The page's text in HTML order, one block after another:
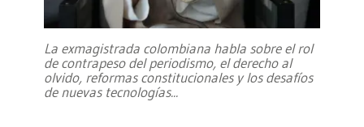
La exmagistrada colombiana habla sobre el rol
de contrapeso del periodismo, el derecho al
olvido, reformas constitucionales y los desafíos
de nuevas tecnologías...